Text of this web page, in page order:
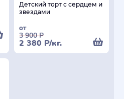
Детский торт с сердцем и
звездами
от
3 900Р
2 380 Р/кг.